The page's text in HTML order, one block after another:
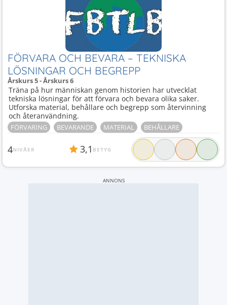
FÖRVARA OCH BEVARA – TEKNISKA
LÖSNINGAR OCH BEGREPP
Årskurs 5 - Årskurs 6
Träna på hur människan genom historien har utvecklat
tekniska lösningar för att förvara och bevara olika saker.
Utforska material, behållare och begrepp som återvinning
och återanvändning.
FÖRVARING BEVARANDE MATERIAL BEHÅLLARE
4NIVÅER 3,1 BETYG
ANNONS